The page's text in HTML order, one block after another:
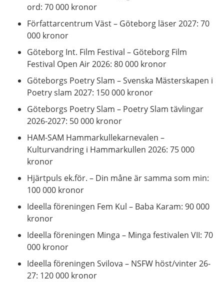
ord: 70 000 kronor
Författarcentrum Väst – Göteborg läser 2027: 70
000 kronor
Göteborg Int. Film Festival – Göteborg Film
Festival Open Air 2026: 80 000 kronor
Göteborgs Poetry Slam – Svenska Mästerskapen i
Poetry slam 2027: 150 000 kronor
Göteborgs Poetry Slam – Poetry Slam tävlingar
2026-2027: 50 000 kronor
HAM-SAM Hammarkullekarnevalen –
Kulturvandring i Hammarkullen 2026: 75 000
kronor
Hjärtpuls ek.för. – Din måne är samma som min:
100 000 kronor
Ideella föreningen Fem Kul – Baba Karam: 90 000
kronor
Ideella föreningen Minga – Minga festivalen VII: 70
000 kronor
Ideella föreningen Svilova – NSFW höst/vinter 26-
27: 120 000 kronor